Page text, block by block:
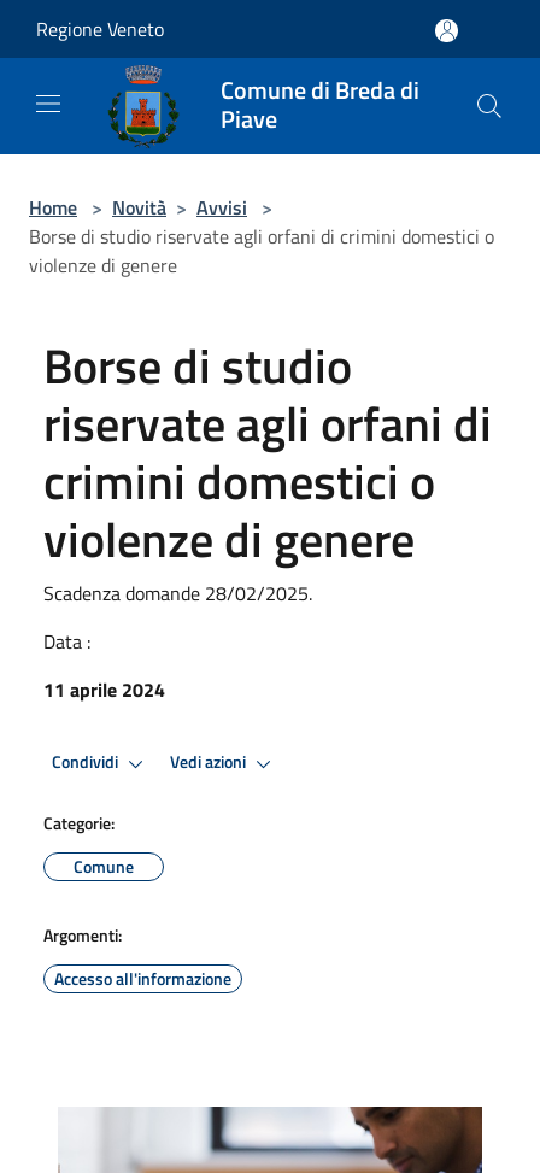
Regione Veneto
Comune di Breda di
Piave
Home > Novità > Avvisi >
Borse di studio riservate agli orfani di crimini domestici o
violenze di genere
Borse di studio
riservate agli orfani di
crimini domestici o
violenze di genere
Scadenza domande 28/02/2025.
Data :
11 aprile 2024
Condividi Vedi azioni
Categorie:
Comune
Argomenti:
Accesso all'informazione